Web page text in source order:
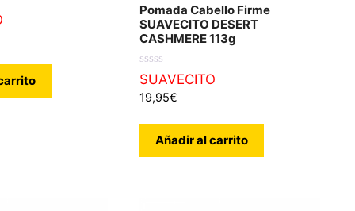
Pomada Cabello Firme
SUAVECITO DESERT
CASHMERE 113g
0
d
e
SUAVECITO
19,95€
Añadir al carrito